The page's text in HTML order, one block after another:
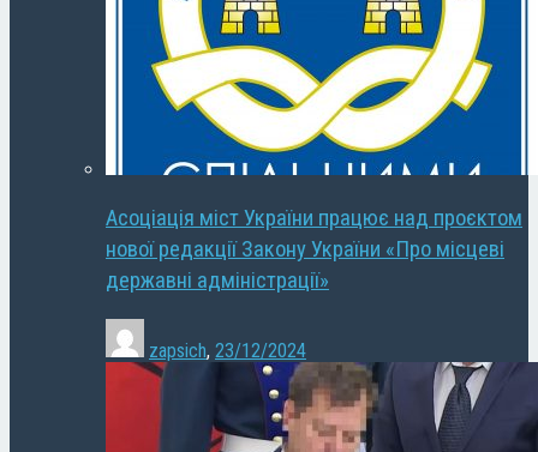
Асоціація міст України працює над проєктом
нової редакції Закону України «Про місцеві
державні адміністрації»
zapsich, 23/12/2024